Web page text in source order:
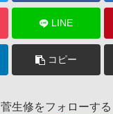
LINE
コピー
菅生修をフォローする